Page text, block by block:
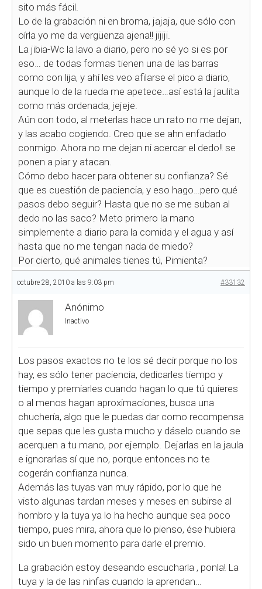
sito más fácil.
Lo de la grabación ni en broma, jajaja, que sólo con
oírla yo me da vergüenza ajena!! jijiji.
La jibia-Wc la lavo a diario, pero no sé yo si es por
eso… de todas formas tienen una de las barras
como con lija, y ahí les veo afilarse el pico a diario,
aunque lo de la rueda me apetece…así está la jaulita
como más ordenada, jejeje.
Aún con todo, al meterlas hace un rato no me dejan,
y las acabo cogiendo. Creo que se ahn enfadado
conmigo. Ahora no me dejan ni acercar el dedo!! se
ponen a piar y atacan.
Cómo debo hacer para obtener su confianza? Sé
que es cuestión de paciencia, y eso hago…pero qué
pasos debo seguir? Hasta que no se me suban al
dedo no las saco? Meto primero la mano
simplemente a diario para la comida y el agua y así
hasta que no me tengan nada de miedo?
Por cierto, qué animales tienes tú, Pimienta?
octubre 28, 2010 a las 9:03 pm #33132
Anónimo
Inactivo
Los pasos exactos no te los sé decir porque no los
hay, es sólo tener paciencia, dedicarles tiempo y
tiempo y premiarles cuando hagan lo que tú quieres
o al menos hagan aproximaciones, busca una
chuchería, algo que le puedas dar como recompensa
que sepas que les gusta mucho y dáselo cuando se
acerquen a tu mano, por ejemplo. Dejarlas en la jaula
e ignorarlas sí que no, porque entonces no te
cogerán confianza nunca.
Además las tuyas van muy rápido, por lo que he
visto algunas tardan meses y meses en subirse al
hombro y la tuya ya lo ha hecho aunque sea poco
tiempo, pues mira, ahora que lo pienso, ése hubiera
sido un buen momento para darle el premio.
La grabación estoy deseando escucharla , ponla! La
tuya y la de las ninfas cuando la aprendan…